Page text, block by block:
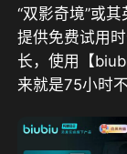
“双影奇境”或
提供免费试用
长，使用【
来就是75小时